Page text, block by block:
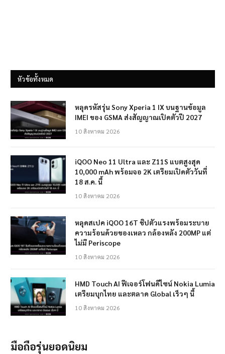
หัวข้อทั้งหมด
หลุดรหัสรุ่น Sony Xperia 1 IX บนฐานข้อมูล
IMEI ของ GSMA ส่งสัญญาณเปิดตัวปี 2027
10 สิงหาคม 2026
iQOO Neo 11 Ultra และ Z11S แบตสูงสุด
10,000 mAh พร้อมจอ 2K เตรียมเปิดตัววันที่
18 ส.ค. นี้
10 สิงหาคม 2026
หลุดสเปค iQOO 16T ชิปตัวแรงพร้อมระบาย
ความร้อนด้วยของเหลว กล้องหลัง 200MP แต่
ไม่มี Periscope
10 สิงหาคม 2026
HMD Touch AI ฟีเจอร์โฟนดีไซน์ Nokia Lumia
เตรียมบุกไทย และตลาด Global เร็วๆ นี้
10 สิงหาคม 2026
มือถือรุ่นยอดนิยม